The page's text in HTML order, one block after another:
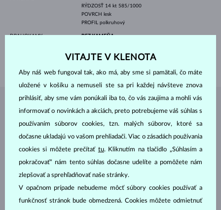
RÝDZOSŤ 14 kt 585/1000
POVRCH
lesk
PROFIL polkruhový
DRAHOKAMY BEZ KAMEŇA
ŠPERKY Z ATELIÉRU KLENOTA
VITAJTE V KLENOTA
Aby náš web fungoval tak, ako má, aby sme si pamätali, čo máte
uložené v košíku a nemuseli ste sa pri každej návšteve znova
prihlásiť, aby sme vám ponúkali iba to, čo vás zaujíma a mohli vás
informovať o novinkách a akciách, preto potrebujeme váš súhlas s
používaním súborov cookies, tzn. malých súborov, ktoré sa
dočasne ukladajú vo vašom prehliadači. Viac o zásadách používania
cookies si môžete prečítať tu. Kliknutím na tlačidlo „Súhlasím a
pokračovať“ nám tento súhlas dočasne udelíte a pomôžete nám
zlepšovať a sprehľadňovať naše stránky.
V opačnom prípade nebudeme môcť súbory cookies používať a
funkčnosť stránok bude obmedzená. Cookies môžete odmietnuť